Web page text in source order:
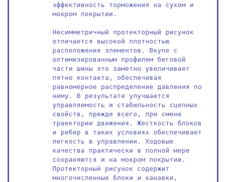
эффективность торможения на сухом и
мокром покрытии.
Несимметричный протекторный рисунок
отличается высокой плотностью
расположения элементов. Вкупе с
оптимизированным профилем беговой
части шины это заметно увеличивает
пятно контакта, обеспечивая
равномерное распределение давления по
нему. В результате улучшается
управляемость и стабильность сцепных
свойств, прежде всего, при смене
траектории движения. Жесткость блоков
и ребер в таких условиях обеспечивает
легкость в управлении. Ходовые
качества практически в полной мере
сохраняются и на мокром покрытии.
Протекторный рисунок содержит
многочисленные блоки и канавки,